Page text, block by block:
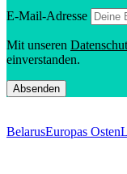
E‑Mail-Adresse
Mit unseren
einverstanden.
BelarusEuropas Osten